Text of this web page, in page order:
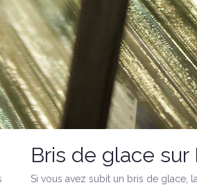
Bris de glace
Si vous avez subit un bris de glace,